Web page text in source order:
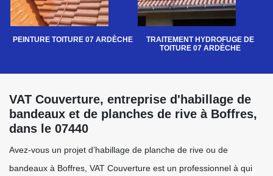
PEINTURE TOITURE 07 ARDÈCHE
TRAITEMENT HYDROFUGE DE
TOITURE 07 ARDÈCHE
VAT Couverture, entreprise d'habillage de
bandeaux et de planches de rive à Boffres,
dans le 07440
Avez-vous un projet d’habillage de planche de rive ou de
bandeaux à Boffres, VAT Couverture est un professionnel à qui